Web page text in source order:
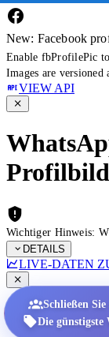
New: Facebook
Enable fbProfilePic
Images are
VIEW API
Wichtiger Hinweis:
DETAILS
LIVE-DATEN
Schließen
Die